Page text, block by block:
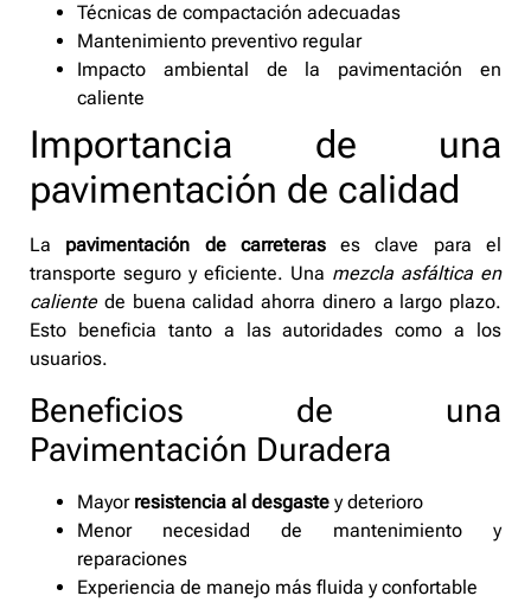
Técnicas de compactación adecuadas
Mantenimiento preventivo regular
Impacto ambiental de la pavimentación en
caliente
Importancia de una
pavimentación de calidad
La pavimentación de carreterases clave para el
transporte seguro y eficiente. Una mezcla asfáltica en
calientede buena calidad ahorra dinero a largo plazo.
Esto beneficia tanto a las autoridades como a los
usuarios.
Beneficios de una
Pavimentación Duradera
Mayor resistencia al desgaste y deterioro
Menor necesidad de mantenimiento y
reparaciones
Experiencia de manejo más fluida y confortable